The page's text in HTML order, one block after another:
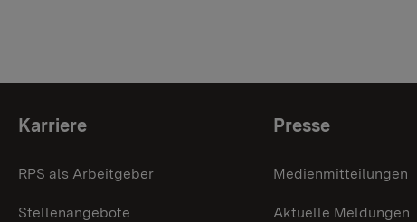
Themenübersicht
Karriere
RPS als Arbeitgeber
Stellenangebote
Presse
Medienmitteilungen
Aktuelle Meldungen